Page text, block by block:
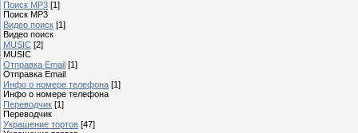
Поиск MP3 [1]
Поиск MP3
Видео поиск [1]
Видео поиск
MUSIC [2]
MUSIC
Отправка Email [1]
Отправка Email
Инфо о номере телефона [1]
Инфо о номере телефона
Переводчик [1]
Переводчик
Украшение тортов [47]